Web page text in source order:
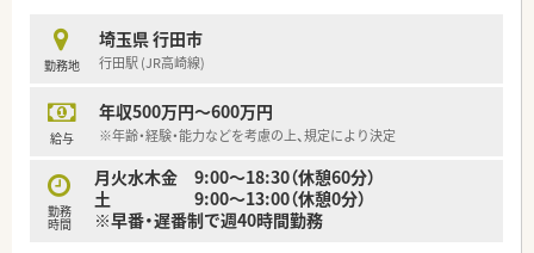
勤務地
埼玉県 行田市
行田駅 (JR高崎線)
給与
年収500万円～600万円
※年齢・経験・能力などを考慮の上、規定により決定
勤務
時間
月火水木金 9:00～18:30（休憩60分）
土 9:00～13:00（休憩0分）
※早番・遅番制で週40時間勤務